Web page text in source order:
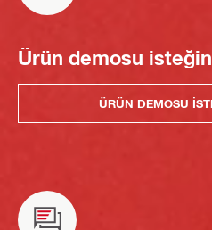
Ürün demosu
ÜRÜN DEMOSU